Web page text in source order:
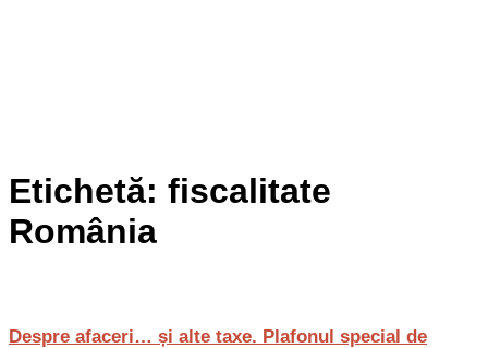
Etichetă: fiscalitate
România
Despre afaceri… și alte taxe. Plafonul special de